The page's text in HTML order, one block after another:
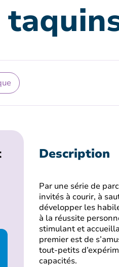
Description
Par une série de
invités à courir, à
développer les
à la réussite
stimulant et
premier est de
tout-petits
capacités.